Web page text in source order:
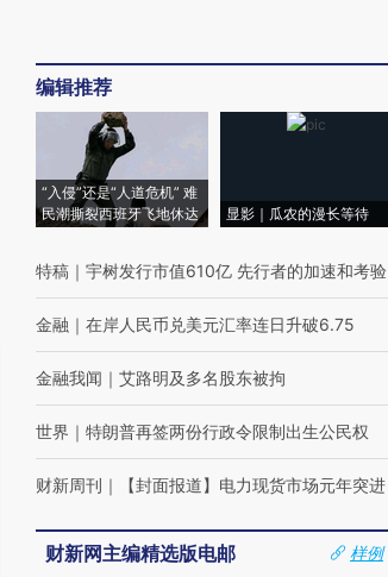
编辑推荐
“入侵”还是“人道危机” 难
民潮撕裂西班牙飞地休达
显影｜瓜农的漫长等待
特稿 ｜ 宇树发行市值610亿 先行者的加速和考验
金融 ｜ 在岸人民币兑美元汇率连日升破6.75
金融我闻 ｜ 艾路明及多名股东被拘
世界 ｜ 特朗普再签两份行政令限制出生公民权
财新周刊 ｜ 【封面报道】电力现货市场元年突进
财新网主编精选版电邮
样例